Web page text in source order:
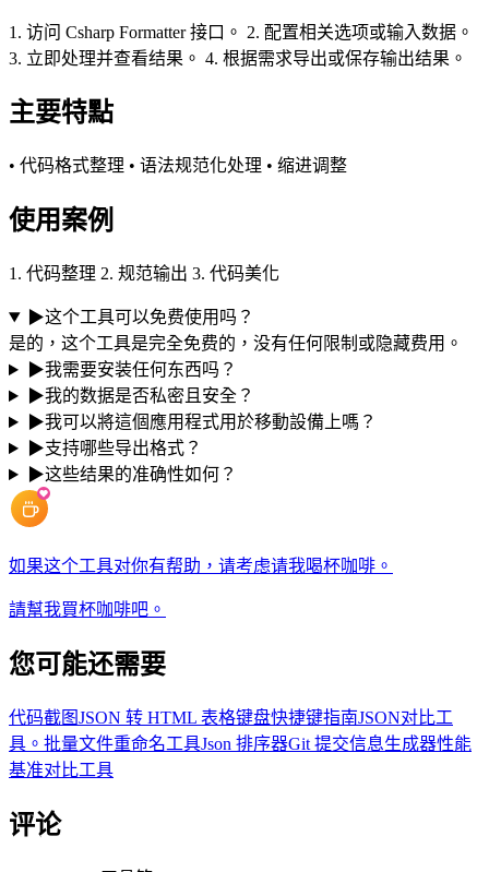
1. 访问 Csharp Formatter 接口。 2. 配置相关选项或输入数据。
3. 立即处理并查看结果。 4. 根据需求导出或保存输出结果。
主要特點
• 代码格式整理 • 语法规范化处理 • 缩进调整
使用案例
1. 代码整理 2. 规范输出 3. 代码美化
▶这个工具可以免费使用吗？
是的，这个工具是完全免费的，没有任何限制或隐藏费用。
▶我需要安装任何东西吗？
▶我的数据是否私密且安全？
▶我可以將這個應用程式用於移動設備上嗎？
▶支持哪些导出格式？
▶这些结果的准确性如何？
如果这个工具对你有帮助，请考虑请我喝杯咖啡。
請幫我買杯咖啡吧。
您可能还需要
代码截图JSON 转 HTML 表格键盘快捷键指南JSON对比工
具。 批量文件重命名工具Json 排序器Git 提交信息生成器性能
基准对比工具
评论